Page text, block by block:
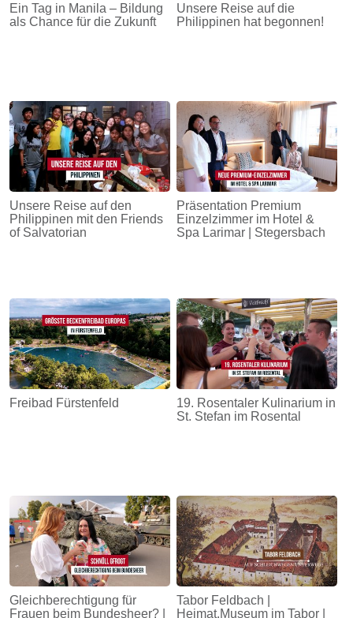
Ein Tag in Manila – Bildung
als Chance für die Zukunft
Unsere Reise auf die
Philippinen hat begonnen!
Unsere Reise auf den
Philippinen mit den Friends
of Salvatorian
Präsentation Premium
Einzelzimmer im Hotel &
Spa Larimar | Stegersbach
Freibad Fürstenfeld
19. Rosentaler Kulinarium in
St. Stefan im Rosental
Gleichberechtigung für
Frauen beim Bundesheer? |
Tabor Feldbach |
Heimat.Museum im Tabor |